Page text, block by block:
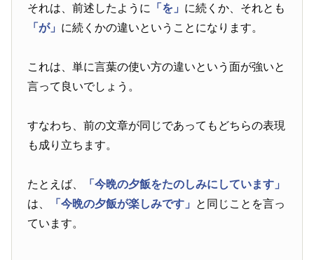
それは、前述したように 「を」 に続くか、それとも
「が」 に続くかの違いということになります。
これは、単に言葉の使い方の違いという面が強いと
言って良いでしょう。
すなわち、前の文章が同じであってもどちらの表現
も成り立ちます。
たとえば、
「今晩の夕飯をたのしみにしています」
は、
「今晩の夕飯が楽しみです」 と同じことを言っ
ています。